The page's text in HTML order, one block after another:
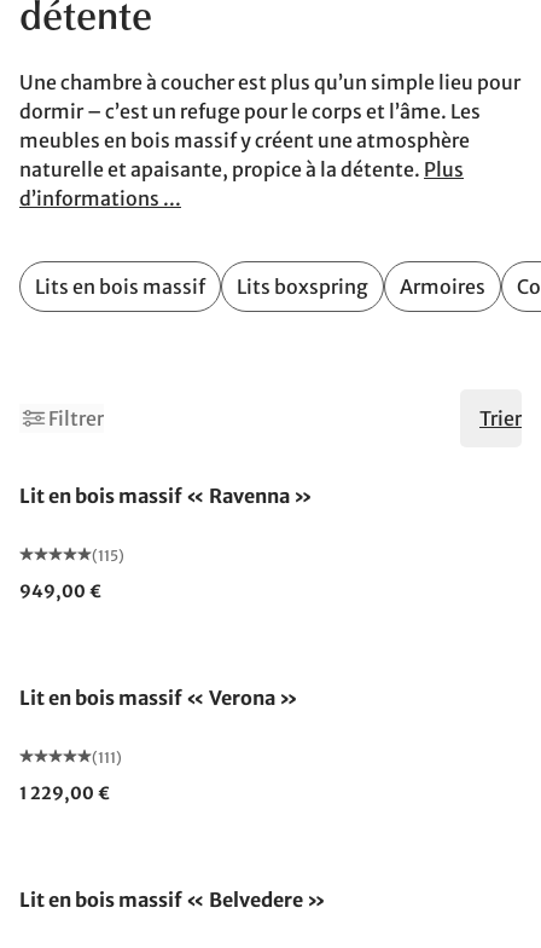
détente
Une chambre à coucher est plus qu’un simple lieu pour
dormir – c’est un refuge pour le corps et l’âme. Les
meubles en bois massif y créent une atmosphère
naturelle et apaisante, propice à la détente. Plus
d’informations ...
Lits en bois massif Lits boxspring Armoires
Filtrer Trier
Lit en bois massif « Ravenna »
(115)
949,00 €
Lit en bois massif « Verona »
(111)
1 229,00 €
Lit en bois massif « Belvedere »
13